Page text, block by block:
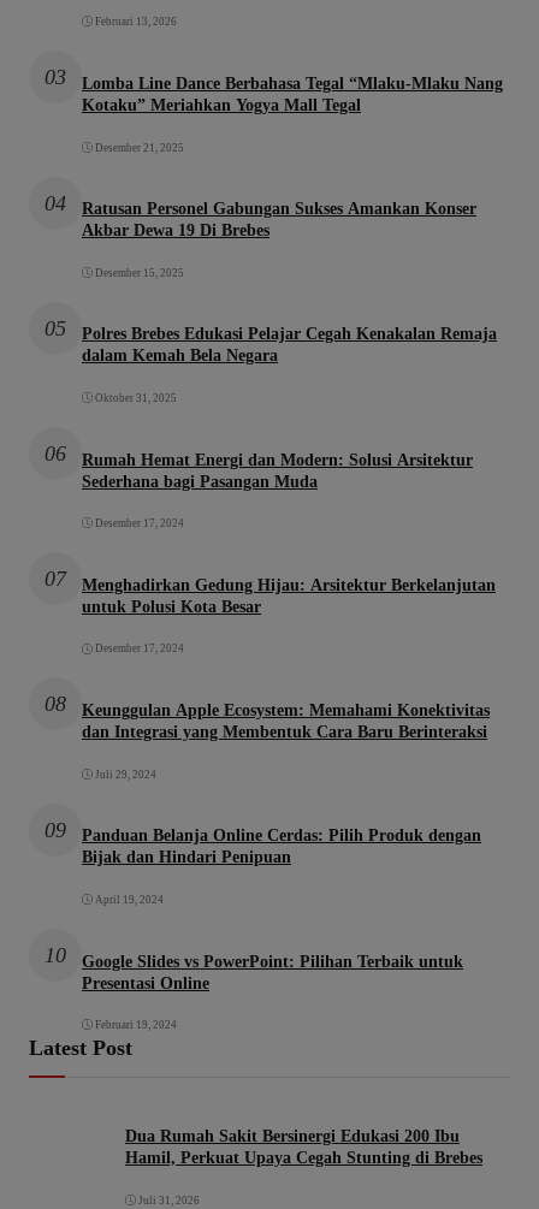
Februari 13, 2026
03
Lomba Line Dance Berbahasa Tegal “Mlaku-Mlaku Nang
Kotaku” Meriahkan Yogya Mall Tegal
Desember 21, 2025
04
Ratusan Personel Gabungan Sukses Amankan Konser
Akbar Dewa 19 Di Brebes
Desember 15, 2025
05
Polres Brebes Edukasi Pelajar Cegah Kenakalan Remaja
dalam Kemah Bela Negara
Oktober 31, 2025
06
Rumah Hemat Energi dan Modern: Solusi Arsitektur
Sederhana bagi Pasangan Muda
Desember 17, 2024
07
Menghadirkan Gedung Hijau: Arsitektur Berkelanjutan
untuk Polusi Kota Besar
Desember 17, 2024
08
Keunggulan Apple Ecosystem: Memahami Konektivitas
dan Integrasi yang Membentuk Cara Baru Berinteraksi
Juli 29, 2024
09
Panduan Belanja Online Cerdas: Pilih Produk dengan
Bijak dan Hindari Penipuan
April 19, 2024
10
Google Slides vs PowerPoint: Pilihan Terbaik untuk
Presentasi Online
Februari 19, 2024
Latest Post
Dua Rumah Sakit Bersinergi Edukasi 200 Ibu
Hamil, Perkuat Upaya Cegah Stunting di Brebes
Juli 31, 2026